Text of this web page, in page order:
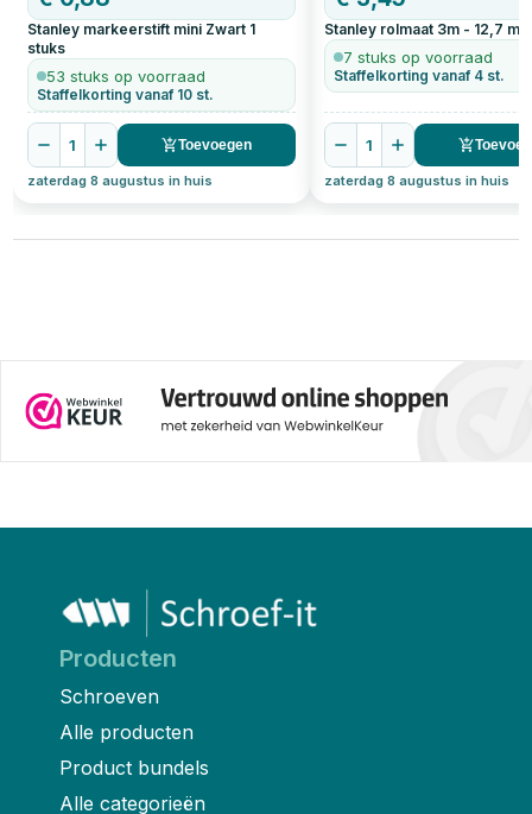
Stanley markeerstift mini Zwart 1
stuks
53 stuks op voorraad
Staffelkorting vanaf 10 st.
1 Toevoegen
zaterdag 8 augustus in huis
Stanley rolmaat 3m - 12,7
7 stuks op voorraad
Staffelkorting vanaf 4 st.
1
zaterdag 8 augustus in huis
Producten
Schroeven
Alle producten
Product bundels
Alle categorieën